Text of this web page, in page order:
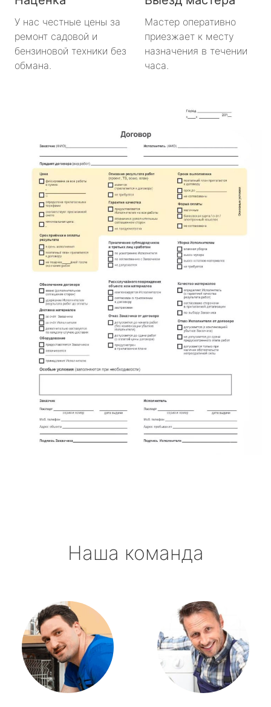
У нас честные цены за
ремонт садовой и
бензиновой техники без
обмана.
Мастер оперативно
приезжает к месту
назначения в течении
часа.
Наша команда